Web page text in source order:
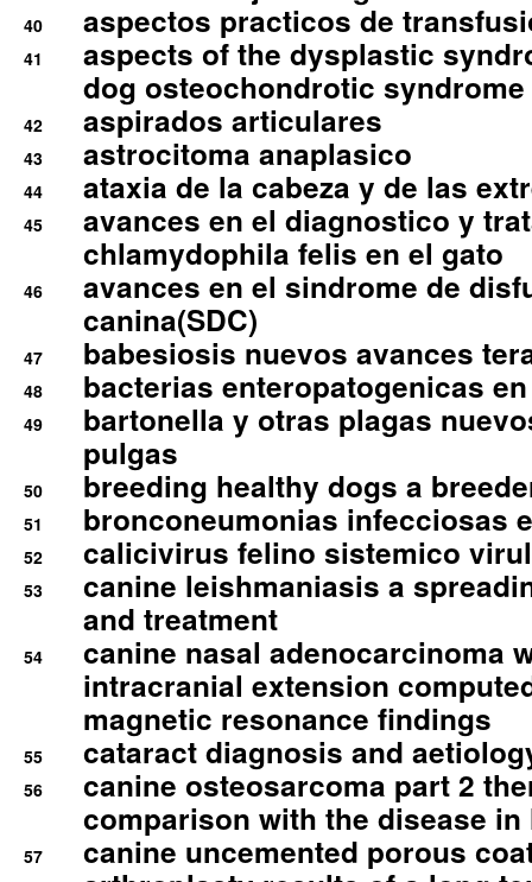
40 aspectos practicos de
41
aspects of the dysplastic
dog osteochondrotic syndrome
42 aspirados articulares
43 astrocitoma anaplasico
44 ataxia de la cabeza y de las
45
avances en el diagnostico y
chlamydophila felis en el gato
46
avances en el sindrome de
canina(SDC)
47 babesiosis nuevos avances
48 bacterias enteropatogenicas
49
bartonella y otras plagas
pulgas
50 breeding healthy dogs a
51 bronconeumonias infecciosas
52 calicivirus felino sistemico
53
canine leishmaniasis a
and treatment
54
canine nasal adenocarcinoma
intracranial extension
magnetic resonance findings
55 cataract diagnosis and
56
canine osteosarcoma part 2
comparison with the disease in
57
canine uncemented porous